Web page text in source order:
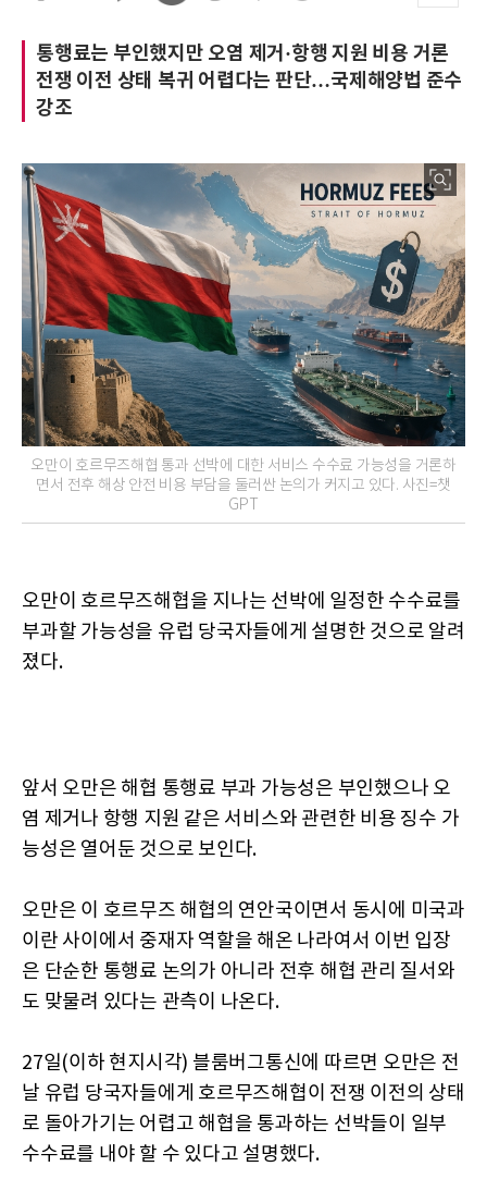
통행료는 부인했지만 오염 제거·항행 지원 비용 거론
전쟁 이전 상태 복귀 어렵다는 판단…국제해양법 준수
강조
오만이 호르무즈해협 통과 선박에 대한 서비스 수수료 가능성을 거론하
면서 전후 해상 안전 비용 부담을 둘러싼 논의가 커지고 있다. 사진=챗
GPT
오만이 호르무즈해협을 지나는 선박에 일정한 수수료를
부과할 가능성을 유럽 당국자들에게 설명한 것으로 알려
졌다.
앞서 오만은 해협 통행료 부과 가능성은 부인했으나 오
염 제거나 항행 지원 같은 서비스와 관련한 비용 징수 가
능성은 열어둔 것으로 보인다.
오만은 이 호르무즈 해협의 연안국이면서 동시에 미국과
이란 사이에서 중재자 역할을 해온 나라여서 이번 입장
은 단순한 통행료 논의가 아니라 전후 해협 관리 질서와
도 맞물려 있다는 관측이 나온다.
27일(이하 현지시각) 블룸버그통신에 따르면 오만은 전
날 유럽 당국자들에게 호르무즈해협이 전쟁 이전의 상태
로 돌아가기는 어렵고 해협을 통과하는 선박들이 일부
수수료를 내야 할 수 있다고 설명했다.